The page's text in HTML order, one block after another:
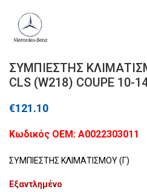
ΣΥΜΠΙΕΣΤΗΣ
CLS (W218) COUPE 10-
€121.10
Kωδικός ΟΕΜ: A0022303011
ΣΥΜΠΙΕΣΤΗΣ ΚΛΙΜΑΤΙΣΜΟΥ (Γ)
Εξαντλημένο